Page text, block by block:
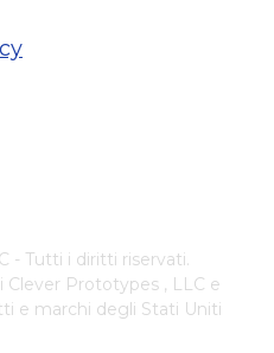
- Tutti i diritti riservati.
Clever Prototypes , LLC e
e marchi degli Stati Uniti